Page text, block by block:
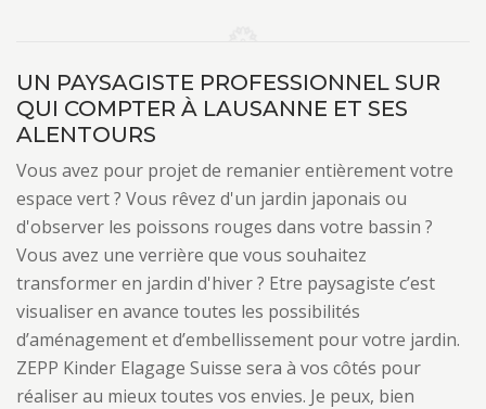
UN PAYSAGISTE PROFESSIONNEL SUR
QUI COMPTER À LAUSANNE ET SES
ALENTOURS
Vous avez pour projet de remanier entièrement votre
espace vert ? Vous rêvez d'un jardin japonais ou
d'observer les poissons rouges dans votre bassin ?
Vous avez une verrière que vous souhaitez
transformer en jardin d'hiver ? Etre paysagiste c’est
visualiser en avance toutes les possibilités
d’aménagement et d’embellissement pour votre jardin.
ZEPP Kinder Elagage Suisse sera à vos côtés pour
réaliser au mieux toutes vos envies. Je peux, bien